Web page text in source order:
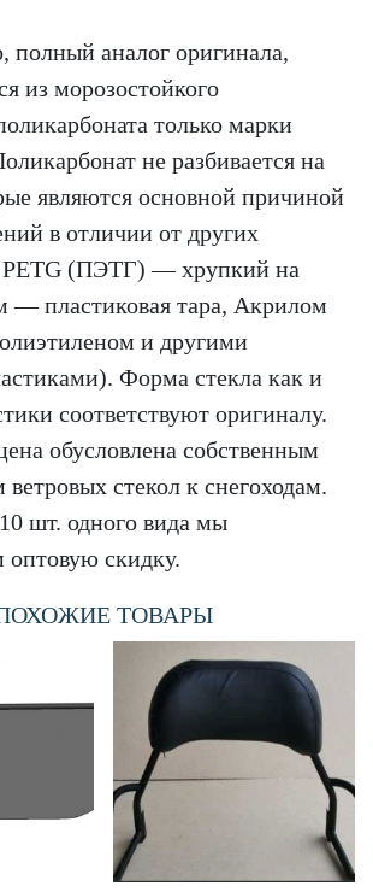
полный аналог оригинала,
из морозостойкого
только марки
не разбивается на
являются основной причиной
в отличии от других
PETG (ПЭТГ) — хрупкий на
— пластиковая тара, Акрилом
и другими
Форма стекла как и
соответствуют оригиналу.
обусловлена собственным
ветровых стекол к снегоходам.
шт. одного вида мы
оптовую скидку.
ТОВАРЫ